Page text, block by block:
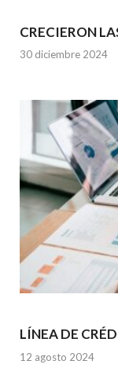
CRECIERON
30 diciembre 2024
LÍNEA DE
12 agosto 2024